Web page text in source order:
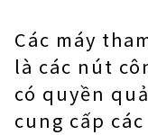
Các máy
là các nút
có quyền
cung cấp